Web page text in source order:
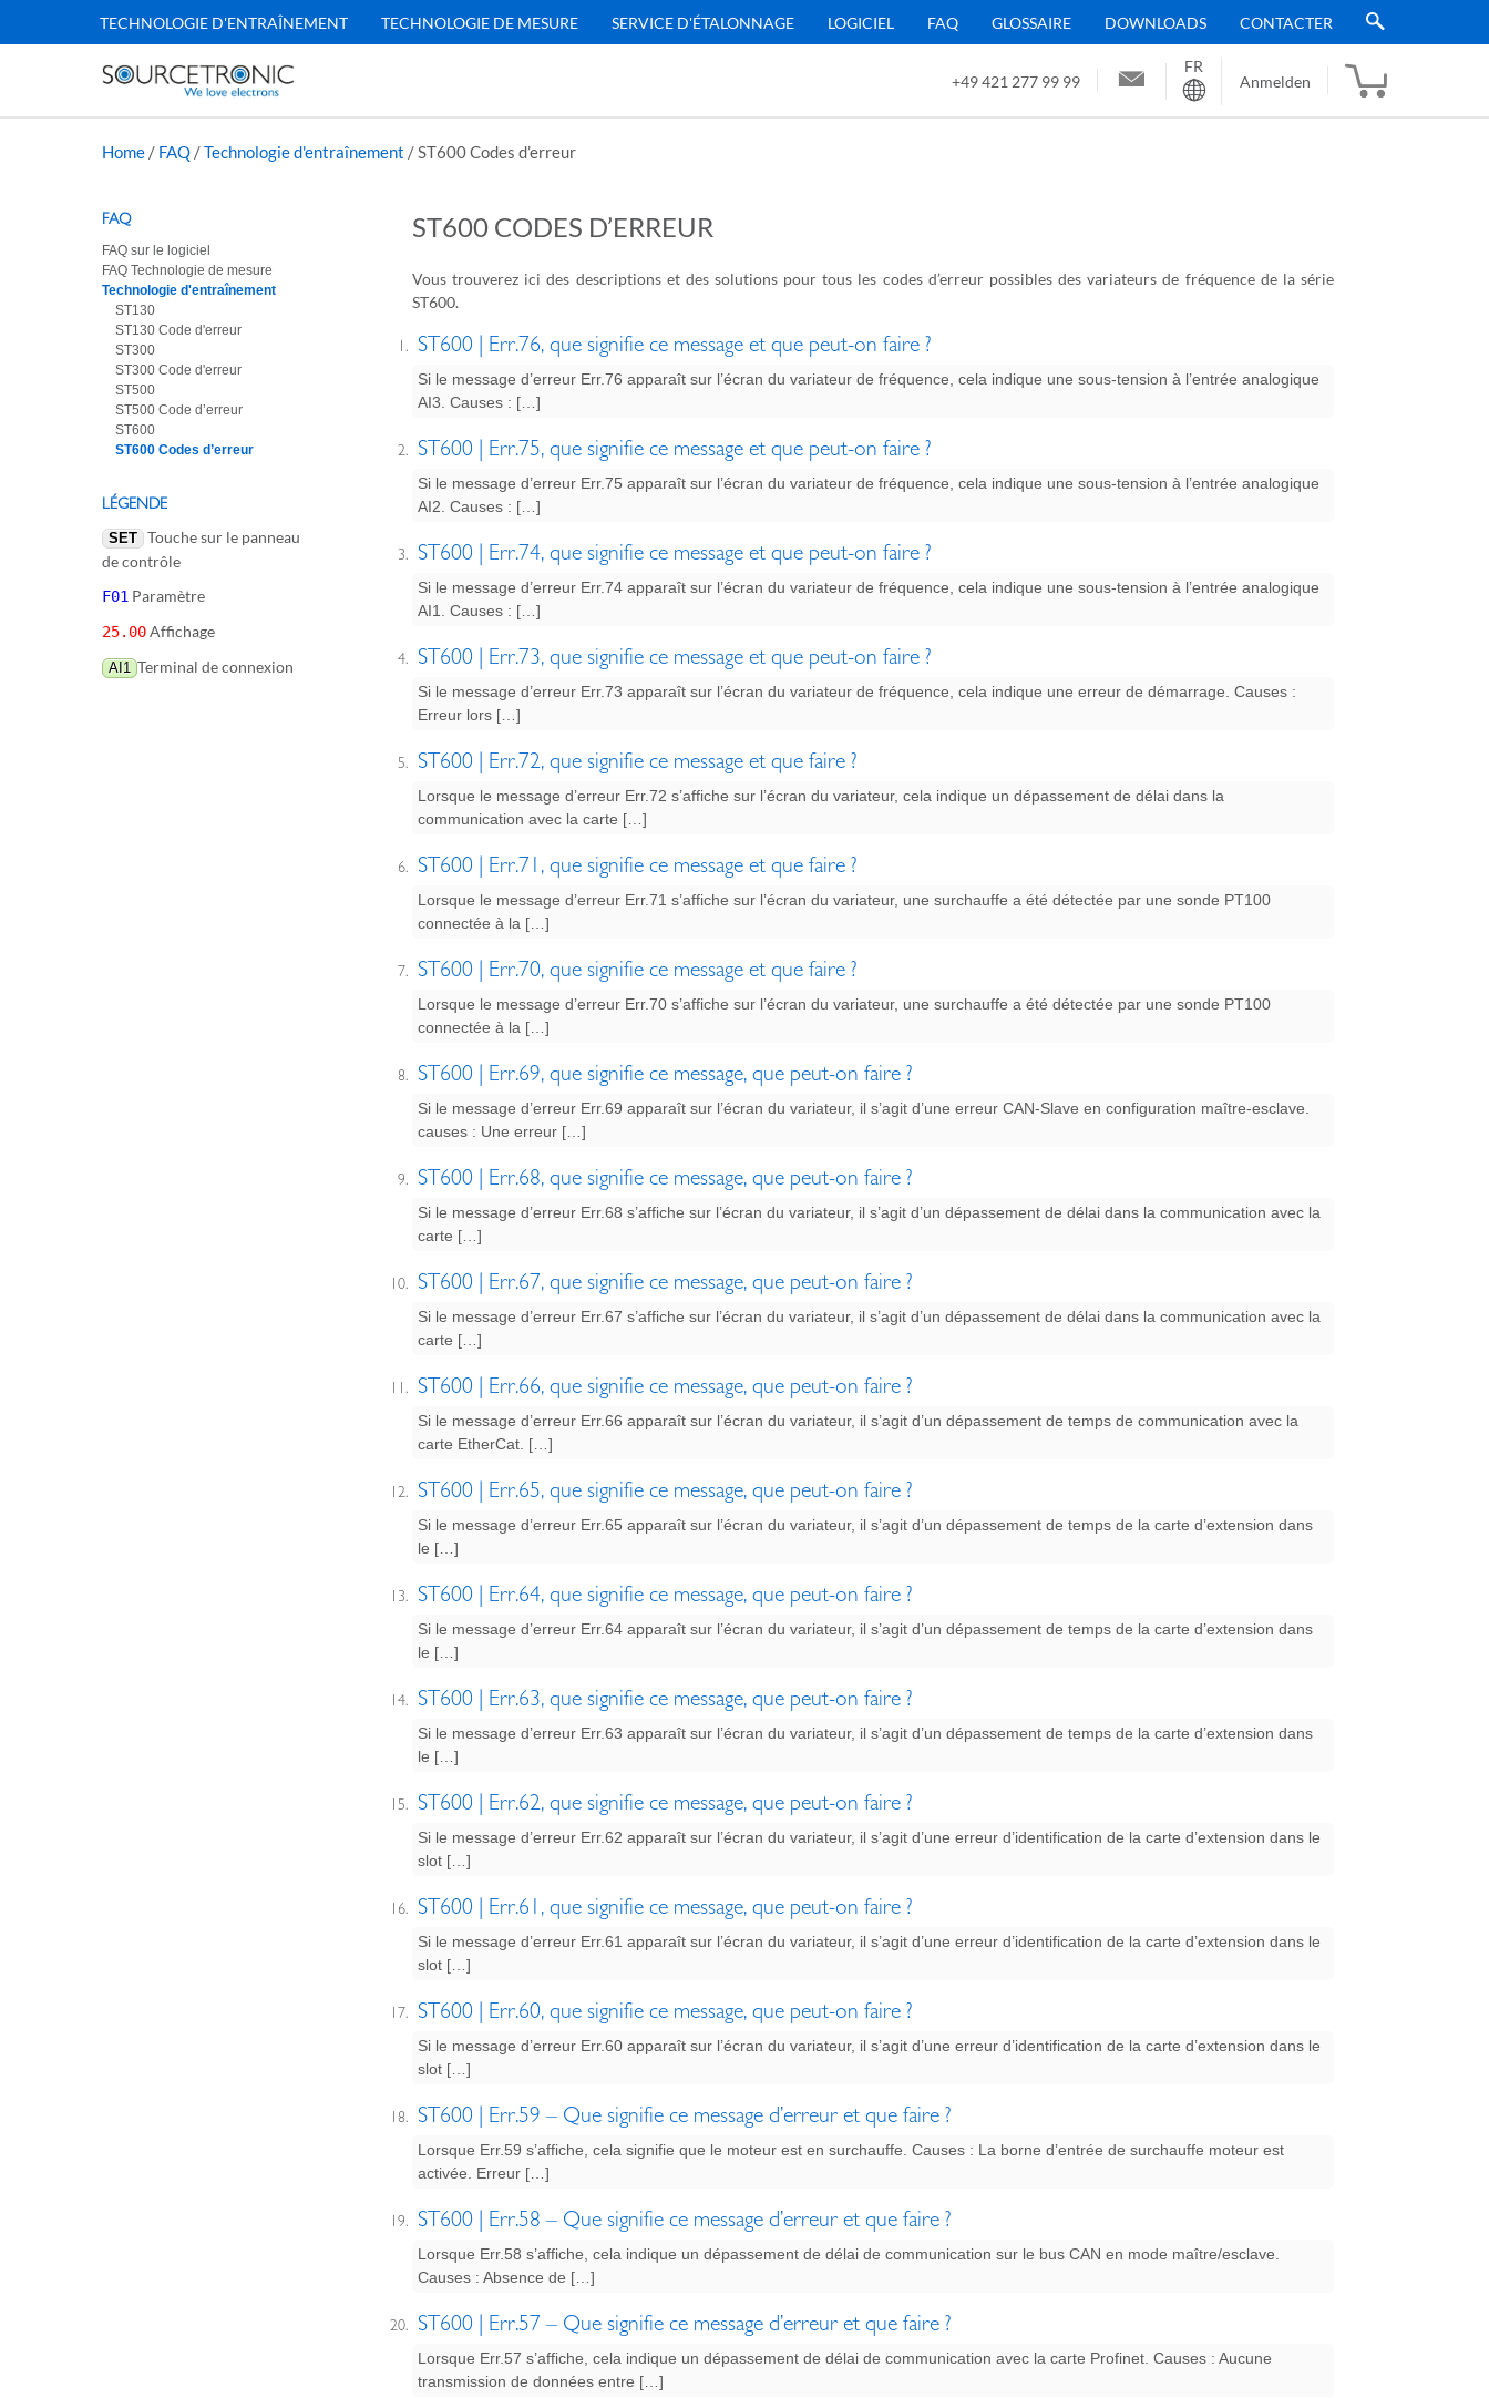
TECHNOLOGIE D'ENTRAÎNEMENT TECHNOLOGIE DE MESURE SERVICE D'ÉTALONNAGE LOGICIEL FAQ GLOSSAIRE DOWNLOADS CONTACTER
+49 421 277 99 99
FR
Anmelden
Home / FAQ /Technologie d'entraînement /ST600 Codes d’erreur
ST600 CODES D’ERREUR
Vous trouverez ici des descriptions et des solutions pour tous les codes d’erreur possibles des variateurs de fréquence de la série
ST600.
ST600 | Err.76, que signifie ce message et que peut-on faire ?
Si le message d’erreur Err.76 apparaît sur l’écran du variateur de fréquence, cela indique une sous-tension à l’entrée analogique
AI3. Causes : […]
ST600 | Err.75, que signifie ce message et que peut-on faire ?
Si le message d’erreur Err.75 apparaît sur l’écran du variateur de fréquence, cela indique une sous-tension à l’entrée analogique
AI2. Causes : […]
ST600 | Err.74, que signifie ce message et que peut-on faire ?
Si le message d’erreur Err.74 apparaît sur l’écran du variateur de fréquence, cela indique une sous-tension à l’entrée analogique
AI1. Causes : […]
ST600 | Err.73, que signifie ce message et que peut-on faire ?
Si le message d’erreur Err.73 apparaît sur l’écran du variateur de fréquence, cela indique une erreur de démarrage. Causes :
Erreur lors […]
ST600 | Err.72, que signifie ce message et que faire ?
Lorsque le message d’erreur Err.72 s’affiche sur l’écran du variateur, cela indique un dépassement de délai dans la
communication avec la carte […]
ST600 | Err.71, que signifie ce message et que faire ?
Lorsque le message d’erreur Err.71 s’affiche sur l’écran du variateur, une surchauffe a été détectée par une sonde PT100
connectée à la […]
ST600 | Err.70, que signifie ce message et que faire ?
Lorsque le message d’erreur Err.70 s’affiche sur l’écran du variateur, une surchauffe a été détectée par une sonde PT100
connectée à la […]
ST600 | Err.69, que signifie ce message, que peut-on faire ?
Si le message d’erreur Err.69 apparaît sur l’écran du variateur, il s’agit d’une erreur CAN-Slave en configuration maître-esclave.
causes : Une erreur […]
ST600 | Err.68, que signifie ce message, que peut-on faire ?
Si le message d’erreur Err.68 s’affiche sur l’écran du variateur, il s’agit d’un dépassement de délai dans la communication avec la
carte […]
ST600 | Err.67, que signifie ce message, que peut-on faire ?
Si le message d’erreur Err.67 s’affiche sur l’écran du variateur, il s’agit d’un dépassement de délai dans la communication avec la
carte […]
ST600 | Err.66, que signifie ce message, que peut-on faire ?
Si le message d’erreur Err.66 apparaît sur l’écran du variateur, il s’agit d’un dépassement de temps de communication avec la
carte EtherCat. […]
ST600 | Err.65, que signifie ce message, que peut-on faire ?
Si le message d’erreur Err.65 apparaît sur l’écran du variateur, il s’agit d’un dépassement de temps de la carte d’extension dans
le […]
ST600 | Err.64, que signifie ce message, que peut-on faire ?
Si le message d’erreur Err.64 apparaît sur l’écran du variateur, il s’agit d’un dépassement de temps de la carte d’extension dans
le […]
ST600 | Err.63, que signifie ce message, que peut-on faire ?
Si le message d’erreur Err.63 apparaît sur l’écran du variateur, il s’agit d’un dépassement de temps de la carte d’extension dans
le […]
ST600 | Err.62, que signifie ce message, que peut-on faire ?
Si le message d’erreur Err.62 apparaît sur l’écran du variateur, il s’agit d’une erreur d’identification de la carte d’extension dans le
slot […]
ST600 | Err.61, que signifie ce message, que peut-on faire ?
Si le message d’erreur Err.61 apparaît sur l’écran du variateur, il s’agit d’une erreur d’identification de la carte d’extension dans le
slot […]
ST600 | Err.60, que signifie ce message, que peut-on faire ?
Si le message d’erreur Err.60 apparaît sur l’écran du variateur, il s’agit d’une erreur d’identification de la carte d’extension dans le
slot […]
ST600 | Err.59 – Que signifie ce message d’erreur et que faire ?
Lorsque Err.59 s’affiche, cela signifie que le moteur est en surchauffe. Causes : La borne d’entrée de surchauffe moteur est
activée. Erreur […]
ST600 | Err.58 – Que signifie ce message d’erreur et que faire ?
Lorsque Err.58 s’affiche, cela indique un dépassement de délai de communication sur le bus CAN en mode maître/esclave.
Causes : Absence de […]
ST600 | Err.57 – Que signifie ce message d’erreur et que faire ?
Lorsque Err.57 s’affiche, cela indique un dépassement de délai de communication avec la carte Profinet. Causes : Aucune
transmission de données entre […]
POST NAVIGATION
FAQ
FAQ sur le logiciel
FAQ Technologie de mesure
Technologie d'entraînement
ST130
ST130 Code d'erreur
ST300
ST300 Code d'erreur
ST500
ST500 Code d’erreur
ST600
ST600 Codes d’erreur
LÉGENDE
SET
Touche sur le panneau
de contrôle
F01 Paramètre
25.00Affichage
AI1 Terminal de connexion